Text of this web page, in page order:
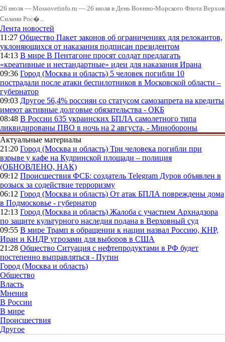
26 июля — Mossovetinfo.ru — 26 июля в День Военно-Морского Флота
Силами Рос�...
Лента новостей
11:27 Общество Пакет законов об ограничениях для релокантов,
уклоняющихся от наказания подписан президентом
14:13 В мире В Пентагоне просят солдат предлагать
«креативные и нестандартные» идеи для наказания Ирана
09:36 Город (Москва и область) 5 человек погибли 10
пострадали после атаки беспилотников в Московской области –
губернатор
09:03 Другое 56,4% россиян со статусом самозапрета на кредиты
имеют активные долговые обязательства - ОКБ
08:48 В России 635 украинских БПЛА самолетного типа
ликвидированы ПВО в ночь на 2 августа, - Минобороны
Актуальные материалы
21:20 Город (Москва и область) Три человека погибли при
взрыве у кафе на Кудринской площади – полиция
(ОБНОВЛЕНО, НАК)
09:12 Происшествия ФСБ: создатель Telegram Дуров объявлен в
розыск за содействие терроризму
06:12 Город (Москва и область) От атак БПЛА повреждены дома
в Подмосковье - губернатор
12:13 Город (Москва и область) Жалоба с участием Архнадзора
по защите культурного наследия подана в Верховный суд
09:55 В мире Трамп в обращении к нации назвал Россию, КНР,
Иран и КНДР угрозами для выборов в США
21:28 Общество Ситуация с нефтепродуктами в РФ будет
постепенно выправляться - Путин
Город (Москва и область)
Общество
Власть
Мнения
В России
В мире
Происшествия
Другое